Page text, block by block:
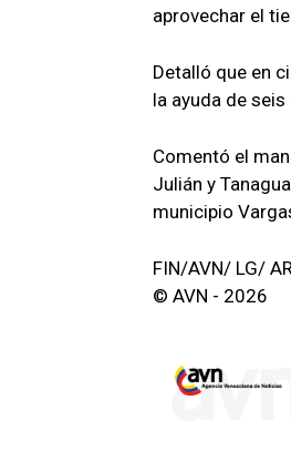
aprovechar el
Detalló que en
la ayuda de
Comentó el
Julián y
municipio
FIN/AVN/ LG/
© AVN - 2026